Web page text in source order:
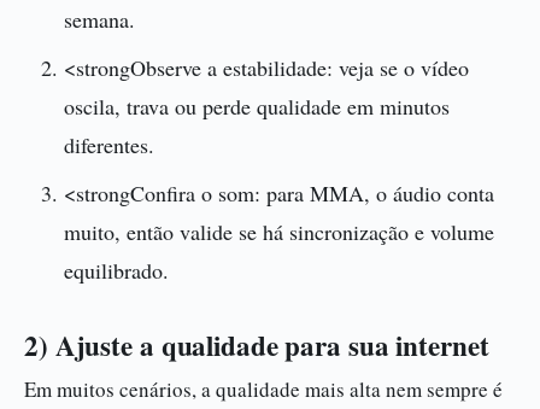
semana.
<strongObserve a estabilidade: veja se o vídeo
oscila, trava ou perde qualidade em minutos
diferentes.
<strongConfira o som: para MMA, o áudio conta
muito, então valide se há sincronização e volume
equilibrado.
2) Ajuste a qualidade para sua internet
Em muitos cenários, a qualidade mais alta nem sempre é